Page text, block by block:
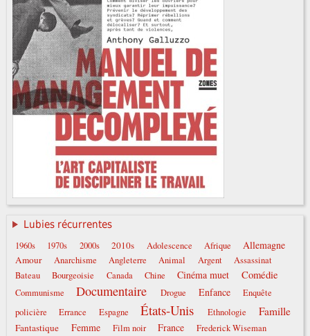
Lubies récurrentes
1960s 1970s 2000s 2010s Adolescence Afrique Allemagne
Amour Anarchisme Angleterre Animal Argent
Assassinat
Bateau
Bourgeoisie Canada Chine Cinéma muet Comédie
Communisme Documentaire Drogue Enfance
Enquête
policière
Errance Espagne États-Unis Ethnologie Famille
Fantastique Femme Film noir France Frederick Wiseman